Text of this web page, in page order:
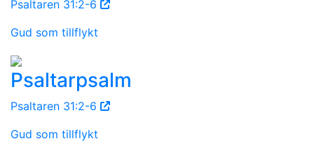
Psaltaren 31:2-6
Gud som tillflykt
Psaltarpsalm
Psaltaren 31:2-6
Gud som tillflykt